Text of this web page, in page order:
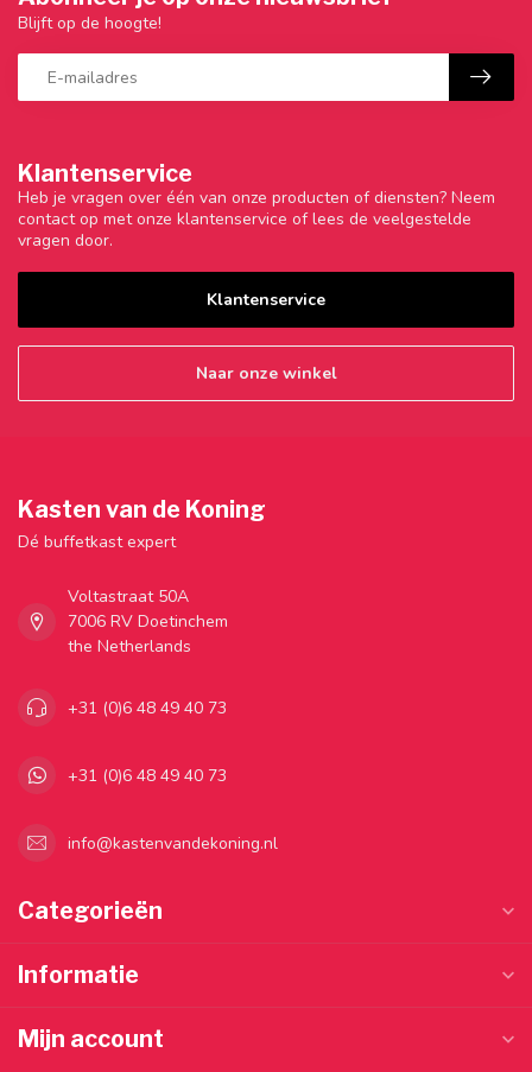
Klantenservice
Heb je vragen over één van onze producten of diensten? Neem
contact op met onze klantenservice of lees de veelgestelde
vragen door.
Klantenservice
Naar onze winkel
Blijft op de hoogte!
Kasten van de Koning
Dé buffetkast expert
Voltastraat 50A
7006 RV Doetinchem
the Netherlands
+31 (0)6 48 49 40 73
+31 (0)6 48 49 40 73
info@kastenvandekoning.nl
Categorieën
Informatie
Mijn account